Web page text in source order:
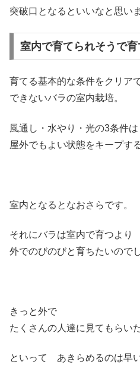
突破口となるといいなと思いま
室内で育てられそうで
育てる基本的な条件をクリア
できないバラの室内栽培。
風通し・水やり・光の3条件は
屋外でもよい状態をキープす
室内となるとなおさらです。
それにバラは室内で育つより
外でのびのびと育ちたいので
きっと外で
たくさんの人達に見てもらい
といって あきらめるのは早い